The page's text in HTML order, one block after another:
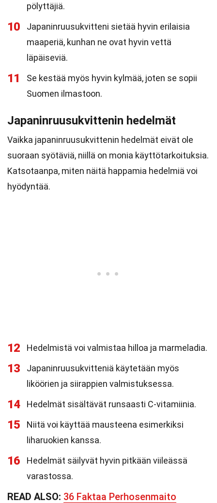
pölyttäjiä.
10
Japaninruusukvitteni sietää hyvin erilaisia
maaperiä, kunhan ne ovat hyvin vettä
läpäiseviä.
11
Se kestää myös hyvin kylmää, joten se sopii
Suomen ilmastoon.
Japaninruusukvittenin hedelmät
Vaikka japaninruusukvittenin hedelmät eivät ole
suoraan syötäviä, niillä on monia käyttötarkoituksia.
Katsotaanpa, miten näitä happamia hedelmiä voi
hyödyntää.
12 Hedelmistä voi valmistaa hilloa ja marmeladia.
13
Japaninruusukvitteniä käytetään myös
liköörien ja siirappien valmistuksessa.
14 Hedelmät sisältävät runsaasti C-vitamiinia.
15
Niitä voi käyttää mausteena esimerkiksi
liharuokien kanssa.
16
Hedelmät säilyvät hyvin pitkään viileässä
varastossa.
READ ALSO: 36 Faktaa Perhosenmaito